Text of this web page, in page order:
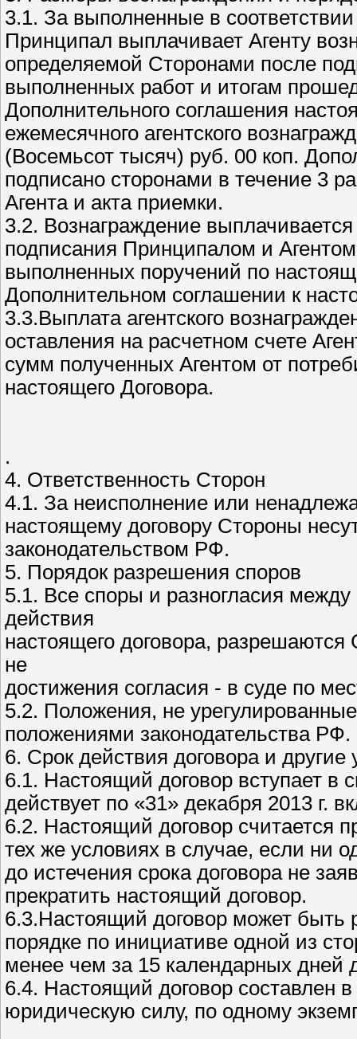
3.1. За выполненные в
Принципал выплачивает Агенту
определяемой Сторонами после
выполненных работ и итогам
Дополнительного соглашения
ежемесячного агентского
(Восемьсот тысяч) руб. 00 коп.
подписано сторонами в течение 3
Агента и акта приемки.
3.2. Вознаграждение
подписания Принципалом и
выполненных поручений по
Дополнительном соглашении к
3.3.Выплата агентского
оставления на расчетном счете
сумм полученных Агентом от
настоящего Договора.
.
4. Ответственность Сторон
4.1. За неисполнение или
настоящему договору Стороны
законодательством РФ.
5. Порядок разрешения споров
5.1. Все споры и разногласия
действия
настоящего договора,
не
достижения согласия - в суде по
5.2. Положения, не
положениями законодательства РФ.
6. Срок действия договора и другие
6.1. Настоящий договор вступает в
действует по «31» декабря 2013 г.
6.2. Настоящий договор считается
тех же условиях в случае, если ни
до истечения срока договора не
прекратить настоящий договор.
6.3.Настоящий договор может быть
порядке по инициативе одной из
менее чем за 15 календарных дней
6.4. Настоящий договор составлен
юридическую силу, по одному